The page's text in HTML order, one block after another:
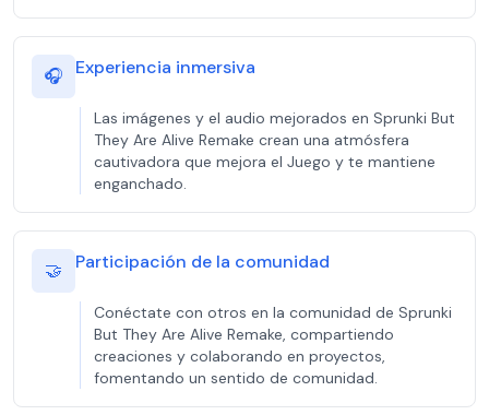
🎧 Experiencia inmersiva
Las imágenes y el audio mejorados en Sprunki But
They Are Alive Remake crean una atmósfera
cautivadora que mejora el Juego y te mantiene
enganchado.
🤝 Participación de la comunidad
Conéctate con otros en la comunidad de Sprunki
But They Are Alive Remake, compartiendo
creaciones y colaborando en proyectos,
fomentando un sentido de comunidad.